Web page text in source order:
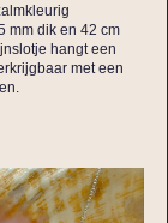
mm dik en 42 cm
hangt een
met een